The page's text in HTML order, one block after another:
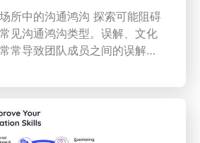
沟通鸿沟 探索可能阻碍
见沟通鸿沟类型。误解、文化
常导致团队成员之间的误解。
的有效策略，例如实施定期反
和培养积极倾听的技巧。学习
队动态。通过解决沟通挑战并
文化来赋能您的团队。从今天